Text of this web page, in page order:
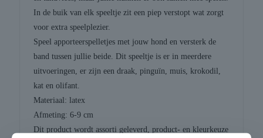
In de buik van elk speeltje zit een piep verstopt wat zorgt
voor extra speelplezier.
Speel apporteerspelletjes met jouw hond en versterk de
band tussen jullie beide. Dit speeltje is er in meerdere
uitvoeringen, er zijn een draak, pinguïn, muis, krokodil,
kat en olifant.
Materiaal: latex
Afmeting: 6-9 cm
Dit product wordt assorti geleverd, product- en kleurkeuze